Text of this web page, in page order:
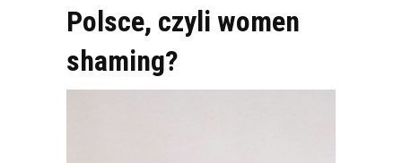
Polsce, czyli women
shaming?